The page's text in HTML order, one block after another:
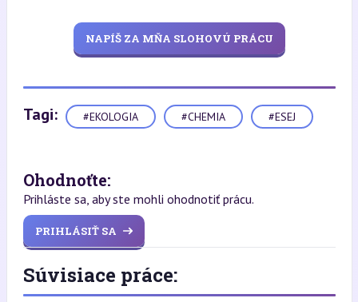
NAPÍŠ ZA MŇA SLOHOVÚ PRÁCU
Tagi: #EKOLOGIA #CHEMIA #ESEJ
Ohodnoťte:
Prihláste sa, aby ste mohli ohodnotiť prácu.
PRIHLÁSIŤ SA
Súvisiace práce: